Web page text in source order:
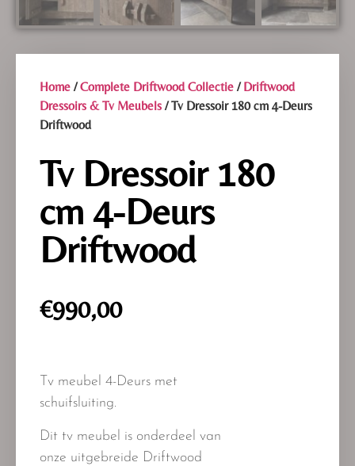
Home /Complete Driftwood Collectie /Driftwood
Dressoirs & Tv Meubels / Tv Dressoir 180 cm 4-Deurs
Driftwood
Tv Dressoir 180
cm 4-Deurs
Driftwood
€990,00
Tv meubel 4-Deurs met
schuifsluiting.
Dit tv meubel is onderdeel van
onze uitgebreide Driftwood